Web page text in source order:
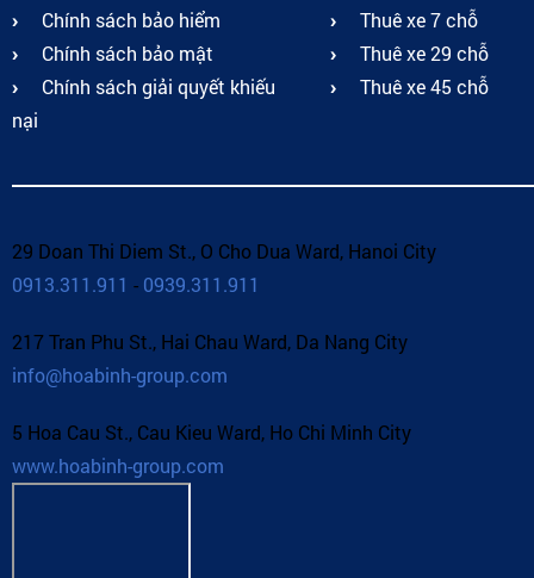
Chính sách bảo hiểm
Chính sách bảo mật
Chính sách giải quyết khiếu
nại
Thuê xe 7 chỗ
Thuê xe 29 chỗ
Thuê xe 45 chỗ
29 Doan Thi Diem St., O Cho Dua Ward, Hanoi City
0913.311.911 - 0939.311.911
217 Tran Phu St., Hai Chau Ward, Da Nang City
info@hoabinh-group.com
5 Hoa Cau St., Cau Kieu Ward, Ho Chi Minh City
www.hoabinh-group.com